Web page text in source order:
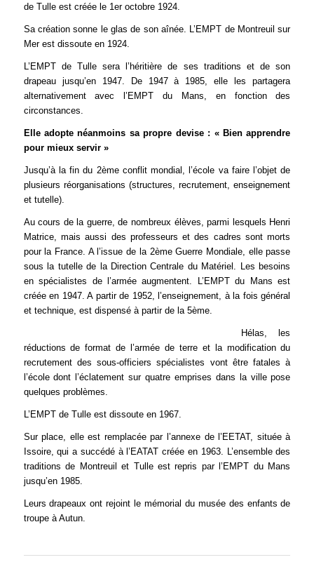
de Tulle est créée le 1er octobre 1924.
Sa création sonne le glas de son aînée. L’EMPT de Montreuil sur
Mer est dissoute en 1924.
L’EMPT de Tulle sera l’héritière de ses traditions et de son
drapeau jusqu’en 1947. De 1947 à 1985, elle les partagera
alternativement avec l’EMPT du Mans, en fonction des
circonstances.
Elle adopte néanmoins sa propre devise : « Bien apprendre
pour mieux servir »
Jusqu’à la fin du 2ème conflit mondial, l’école va faire l’objet de
plusieurs réorganisations (structures, recrutement, enseignement
et tutelle).
Au cours de la guerre, de nombreux élèves, parmi lesquels Henri
Matrice, mais aussi des professeurs et des cadres sont morts
pour la France. A l’issue de la 2ème Guerre Mondiale, elle passe
sous la tutelle de la Direction Centrale du Matériel. Les besoins
en spécialistes de l’armée augmentent. L’EMPT du Mans est
créée en 1947. A partir de 1952, l’enseignement, à la fois général
et technique, est dispensé à partir de la 5ème.
Hélas, les
réductions de format de l’armée de terre et la modification du
recrutement des sous-officiers spécialistes vont être fatales à
l’école dont l’éclatement sur quatre emprises dans la ville pose
quelques problèmes.
L’EMPT de Tulle est dissoute en 1967.
Sur place, elle est remplacée par l’annexe de l’EETAT, située à
Issoire, qui a succédé à l’EATAT créée en 1963. L’ensemble des
traditions de Montreuil et Tulle est repris par l’EMPT du Mans
jusqu’en 1985.
Leurs drapeaux ont rejoint le mémorial du musée des enfants de
troupe à Autun.